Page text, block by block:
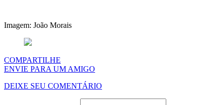
Imagem: João Morais
COMPARTILHE
ENVIE PARA UM AMIGO
DEIXE SEU COMENTÁRIO